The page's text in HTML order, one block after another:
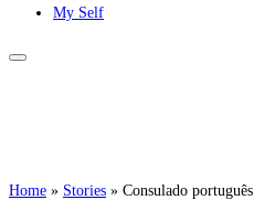
My Self
Home » Stories » Consulado português